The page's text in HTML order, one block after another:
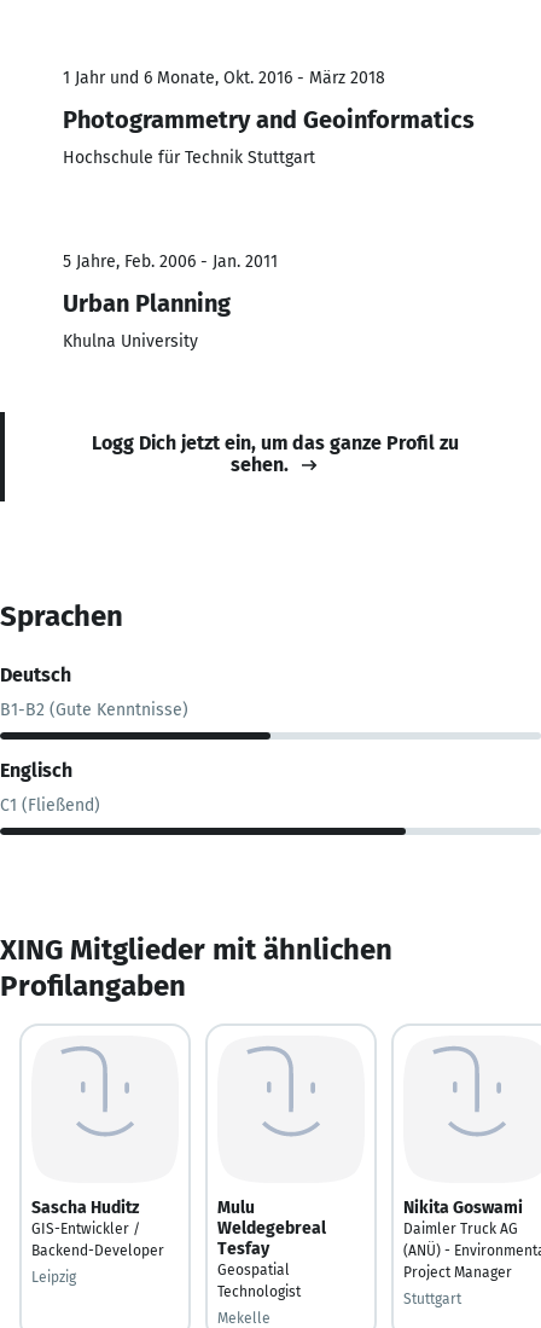
1 Jahr und 6 Monate, Okt. 2016 - März 2018
Photogrammetry and Geoinformatics
Hochschule für Technik Stuttgart
5 Jahre, Feb. 2006 - Jan. 2011
Urban Planning
Khulna University
Logg Dich jetzt ein, um das ganze Profil zu
sehen.
Sprachen
Deutsch
B1-B2 (Gute Kenntnisse)
Englisch
C1 (Fließend)
XING Mitglieder mit ähnlichen
Profilangaben
Sascha Huditz
GIS-Entwickler /
Backend-Developer
Leipzig
Mulu
Weldegebreal
Tesfay
Geospatial
Technologist
Mekelle
Nikita Goswami
Daimler Truck AG
(ANÜ) -
Project Manager
Stuttgart